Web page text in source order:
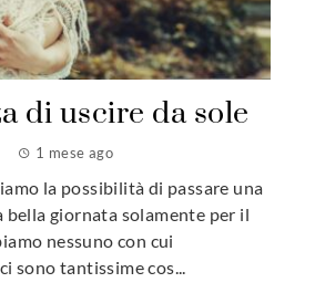
di uscire da sole
1 mese ago
la possibilità di passare una
bella giornata solamente per il
nessuno con cui
sono tantissime cos...